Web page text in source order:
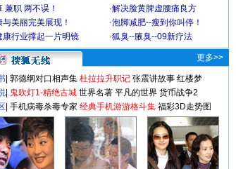
兼职 两不误！ ·解决脸黄脾虚腰痛良方
与美丽完美展现！ ·泡脚减肥--瘦到你叫停！
康行业撑起一片明镜 ·狐臭--腋臭--09新疗法
更多>>
郭德纲对口相声集 杜拉拉升职记 张震讲故事 红楼梦
鬼吹灯1-精绝古城 世界名著 平凡的世界 货币战争2
手机病毒杀毒专家 经典手机游游格斗集 福彩3D走势图